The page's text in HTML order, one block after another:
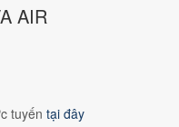
AIR
tuyến tại đây